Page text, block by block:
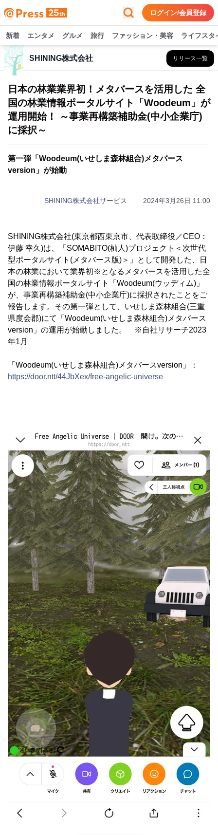
ログイン/会員登録
新着 エンタメ グルメ 旅行 ファッション・美容 ライフスタ
SHINING株式会社 リリース一覧
日本の林業業界初！メタバースを活用した 全
国の林業情報ポータルサイト「Woodeum」が
運用開始！ ～事業再構築補助金(中小企業庁)
に採択～
第一弾「Woodeum(いせしま森林組合)メタバース
version」が始動
SHINING株式会社サービス 2024年3月26日 11:00
SHINING株式会社(東京都西東京市、代表取締役／CEO：
伊藤 幸久)は、「SOMABITO(杣人)プロジェクト＜次世代
型ポータルサイト(メタバース版)＞」として開発した、日
本の林業において業界初※となるメタバースを活用した全
国の林業情報ポータルサイト「Woodeum(ウッディム)」
が、事業再構築補助金(中小企業庁)に採択されたことをご
報告します。その第一弾として、いせしま森林組合(三重
県度会郡)にて「Woodeum(いせしま森林組合)メタバース
version」の運用が始動しました。 ※自社リサーチ2023
年1月
「Woodeum(いせしま森林組合)メタバースversion」：
https://door.ntt/44JbXex/free-angelic-universe